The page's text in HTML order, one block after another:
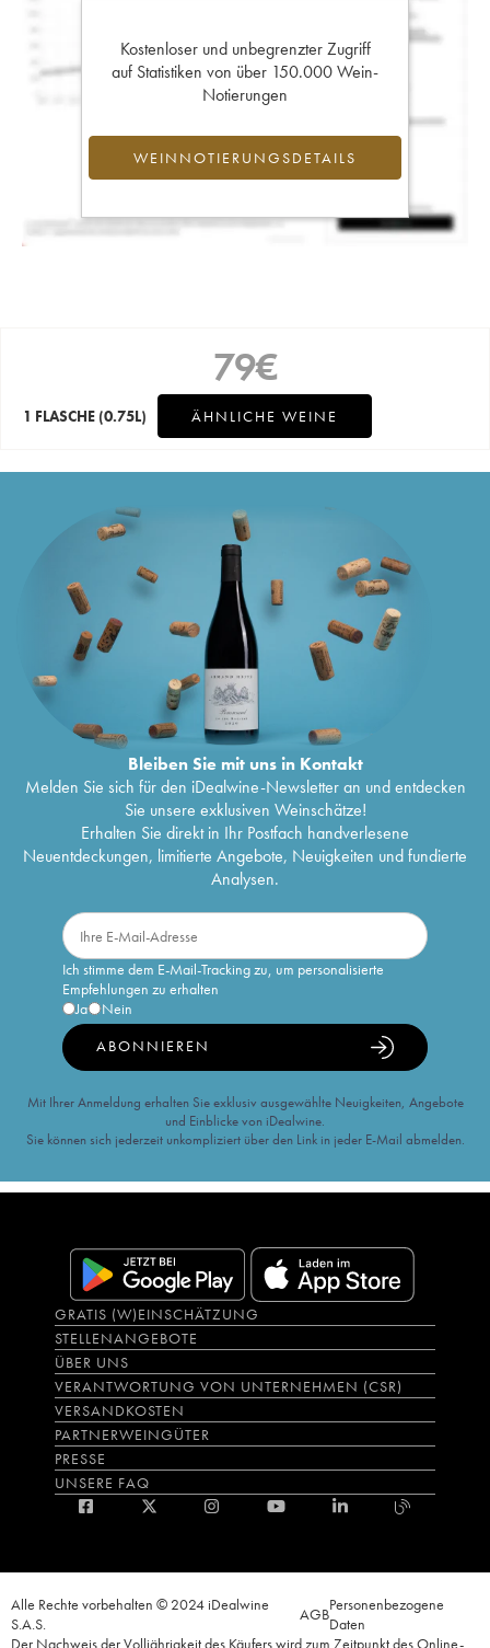
Kostenloser und unbegrenzter Zugriff
auf Statistiken von über 150.000 Wein-
Notierungen
WEINNOTIERUNGSDETAILS
79€
1 FLASCHE (0.75L) ÄHNLICHE WEINE
Bleiben Sie mit uns in Kontakt
Melden Sie sich für den iDealwine-Newsletter an und entdecken
Sie unsere exklusiven Weinschätze!
Erhalten Sie direkt in Ihr Postfach handverlesene
Neuentdeckungen, limitierte Angebote, Neuigkeiten und fundierte
Analysen.
Ich stimme dem E-Mail-Tracking zu, um personalisierte
Empfehlungen zu erhalten
Ja
Nein
ABONNIEREN
Mit Ihrer Anmeldung erhalten Sie exklusiv ausgewählte Neuigkeiten, Angebote
und Einblicke von iDealwine.
Sie können sich jederzeit unkompliziert über den Link in jeder E-Mail abmelden.
GRATIS (W)EINSCHÄTZUNG
STELLENANGEBOTE
ÜBER UNS
VERANTWORTUNG VON UNTERNEHMEN (CSR)
VERSANDKOSTEN
PARTNERWEINGÜTER
PRESSE
UNSERE FAQ
Alle Rechte vorbehalten © 2024 iDealwine
S.A.S.
AGBPersonenbezogene
Daten
Der Nachweis der Volljährigkeit des Käufers wird zum Zeitpunkt des Online-